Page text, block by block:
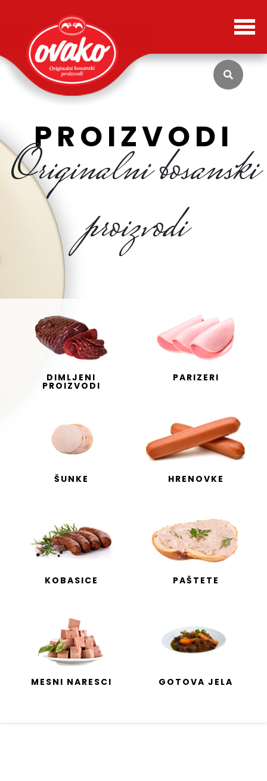
PROIZVODI
Originalni bosanski
proizvodi
DIMLJENI
PROIZVODI
PARIZERI
ŠUNKE HRENOVKE
KOBASICE PAŠTETE
MESNI NARESCI GOTOVA JELA